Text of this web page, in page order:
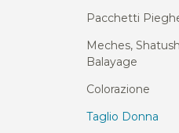
Pacchetti
Meches,
Balayage
Colorazione
Taglio Donna